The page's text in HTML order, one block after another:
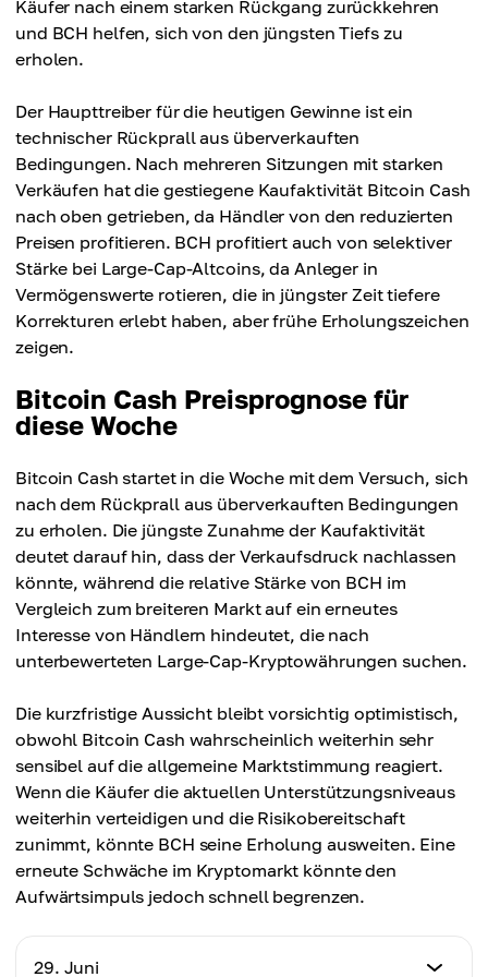
Käufer nach einem starken Rückgang zurückkehren
und BCH helfen, sich von den jüngsten Tiefs zu
erholen.
Der Haupttreiber für die heutigen Gewinne ist ein
technischer Rückprall aus überverkauften
Bedingungen. Nach mehreren Sitzungen mit starken
Verkäufen hat die gestiegene Kaufaktivität Bitcoin Cash
nach oben getrieben, da Händler von den reduzierten
Preisen profitieren. BCH profitiert auch von selektiver
Stärke bei Large-Cap-Altcoins, da Anleger in
Vermögenswerte rotieren, die in jüngster Zeit tiefere
Korrekturen erlebt haben, aber frühe Erholungszeichen
zeigen.
Bitcoin Cash Preisprognose für
diese Woche
Bitcoin Cash startet in die Woche mit dem Versuch, sich
nach dem Rückprall aus überverkauften Bedingungen
zu erholen. Die jüngste Zunahme der Kaufaktivität
deutet darauf hin, dass der Verkaufsdruck nachlassen
könnte, während die relative Stärke von BCH im
Vergleich zum breiteren Markt auf ein erneutes
Interesse von Händlern hindeutet, die nach
unterbewerteten Large-Cap-Kryptowährungen suchen.
Die kurzfristige Aussicht bleibt vorsichtig optimistisch,
obwohl Bitcoin Cash wahrscheinlich weiterhin sehr
sensibel auf die allgemeine Marktstimmung reagiert.
Wenn die Käufer die aktuellen Unterstützungsniveaus
weiterhin verteidigen und die Risikobereitschaft
zunimmt, könnte BCH seine Erholung ausweiten. Eine
erneute Schwäche im Kryptomarkt könnte den
Aufwärtsimpuls jedoch schnell begrenzen.
29. Juni